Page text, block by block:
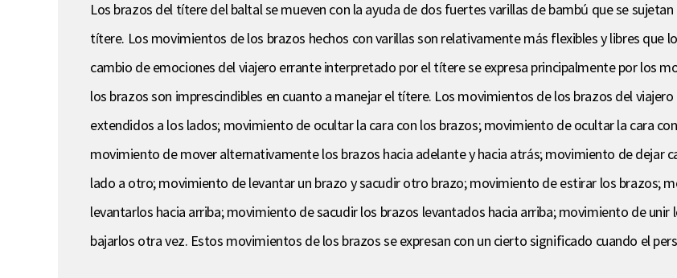
Los brazos del títere del baltal se mueven con la ayuda de dos fuertes varillas de bambú que se
títere. Los movimientos de los brazos hechos con varillas son relativamente más flexibles y libres que
cambio de emociones del viajero errante interpretado por el títere se expresa principalmente por los
los brazos son imprescindibles en cuanto a manejar el títere. Los movimientos de los brazos del
extendidos a los lados; movimiento de ocultar la cara con los brazos; movimiento de ocultar la cara
movimiento de mover alternativamente los brazos hacia adelante y hacia atrás; movimiento de dejar
lado a otro; movimiento de levantar un brazo y sacudir otro brazo; movimiento de estirar los brazos;
levantarlos hacia arriba; movimiento de sacudir los brazos levantados hacia arriba; movimiento de
bajarlos otra vez. Estos movimientos de los brazos se expresan con un cierto significado cuando el